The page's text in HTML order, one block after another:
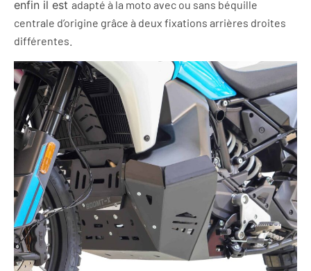
enfin il est adapté à la moto avec ou sans béquille
centrale d’origine grâce à deux fixations arrières droites
différentes.